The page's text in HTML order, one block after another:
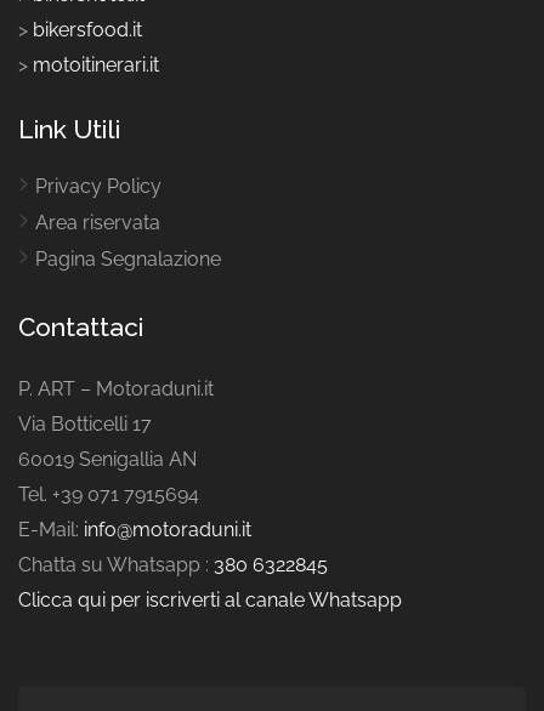
> bikersfood.it
> motoitinerari.it
Link Utili
Privacy Policy
Area riservata
Pagina Segnalazione
Contattaci
P. ART – Motoraduni.it
Via Botticelli 17
60019 Senigallia AN
Tel. +39 071 7915694
E-Mail: info@motoraduni.it
Chatta su Whatsapp : 380 6322845
Clicca qui per iscriverti al canale Whatsapp